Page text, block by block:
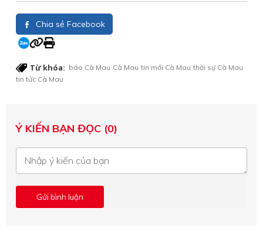
Chia sẻ Facebook
Từ khóa: báo Cà Mau Cà Mau tin mới Cà Mau thời sự Cà Mau
tin tức Cà Mau
Ý KIẾN BẠN ĐỌC (0)